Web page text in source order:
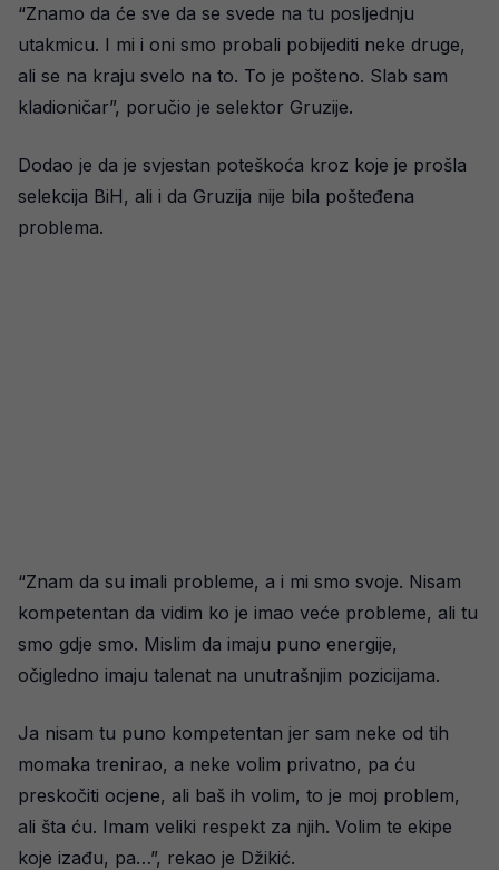
“Znamo da će sve da se svede na tu posljednju
utakmicu. I mi i oni smo probali pobijediti neke druge,
ali se na kraju svelo na to. To je pošteno. Slab sam
kladioničar”, poručio je selektor Gruzije.
Dodao je da je svjestan poteškoća kroz koje je prošla
selekcija BiH, ali i da Gruzija nije bila pošteđena
problema.
“Znam da su imali probleme, a i mi smo svoje. Nisam
kompetentan da vidim ko je imao veće probleme, ali tu
smo gdje smo. Mislim da imaju puno energije,
očigledno imaju talenat na unutrašnjim pozicijama.
Ja nisam tu puno kompetentan jer sam neke od tih
momaka trenirao, a neke volim privatno, pa ću
preskočiti ocjene, ali baš ih volim, to je moj problem,
ali šta ću. Imam veliki respekt za njih. Volim te ekipe
koje izađu, pa…”, rekao je Džikić.